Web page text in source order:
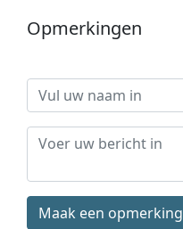
Opmerkingen
Maak een opmerking